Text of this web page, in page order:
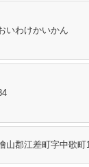
いわけかいかん
山郡江差町字中歌町